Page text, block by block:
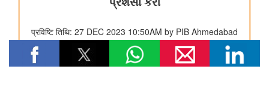
भारत की अमूर्त सांस्कृतिक विरासत का संरक्षण
कम-प्रसिद्ध पर्यटन स्थलों में सांस्कृतिक विरासत और पर्यटन
राष्ट्रीय पुस्तकालय कार्यक्रम